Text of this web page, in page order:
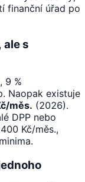
finanční úřad po
s
9 %
Naopak existuje
měs. (2026).
DPP nebo
Kč/měs.,